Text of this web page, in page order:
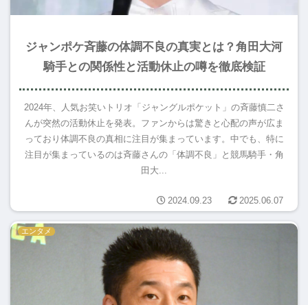
ジャンポケ斉藤の体調不良の真実とは？角田大河
騎手との関係性と活動休止の噂を徹底検証
2024年、人気お笑いトリオ「ジャングルポケット」の斉藤慎二さ
んが突然の活動休止を発表。ファンからは驚きと心配の声が広ま
っており体調不良の真相に注目が集まっています。中でも、特に
注目が集まっているのは斉藤さんの「体調不良」と競馬騎手・角
田大...
2024.09.23 2025.06.07
エンタメ